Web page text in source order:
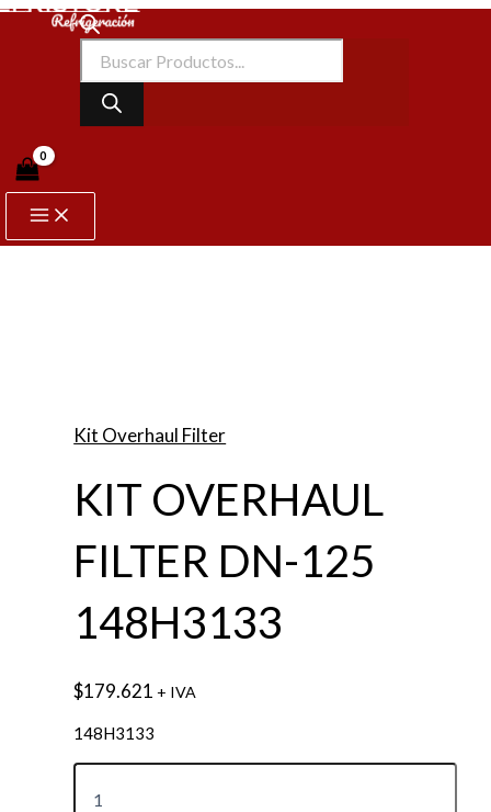
Ir
Búsqueda
de
productos
Main
Menu
Kit Overhaul Filter
KIT OVERHAUL
FILTER DN-125
148H3133
$179.621 + IVA
148H3133
KIT
OVERHAUL
FILTER
148H3133